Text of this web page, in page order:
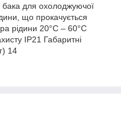
для охолоджуючої
що прокачується
рідини 20°C – 60°C
IP21 Габаритні
14